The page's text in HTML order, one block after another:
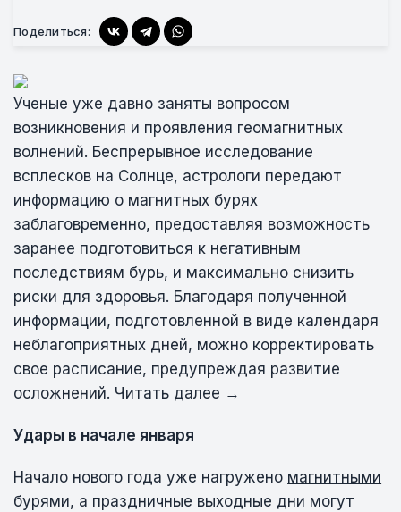
Поделиться:
Ученые уже давно заняты вопросом
возникновения и проявления геомагнитных
волнений. Беспрерывное исследование
всплесков на Солнце, астрологи передают
информацию о магнитных бурях
заблаговременно, предоставляя возможность
заранее подготовиться к негативным
последствиям бурь, и максимально снизить
риски для здоровья. Благодаря полученной
информации, подготовленной в виде календаря
неблагоприятных дней, можно корректировать
свое расписание, предупреждая развитие
осложнений. Читать далее →
Удары в начале января
Начало нового года уже нагружено магнитными
бурями, а праздничные выходные дни могут